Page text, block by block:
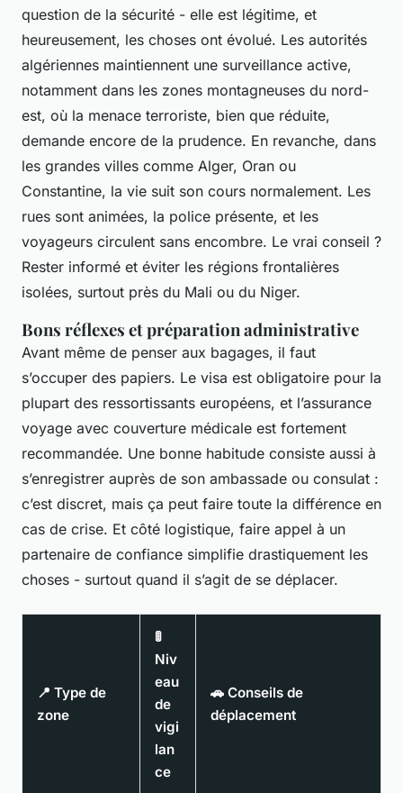
question de la sécurité - elle est légitime, et
heureusement, les choses ont évolué. Les autorités
algériennes maintiennent une surveillance active,
notamment dans les zones montagneuses du nord-
est, où la menace terroriste, bien que réduite,
demande encore de la prudence. En revanche, dans
les grandes villes comme Alger, Oran ou
Constantine, la vie suit son cours normalement. Les
rues sont animées, la police présente, et les
voyageurs circulent sans encombre. Le vrai conseil ?
Rester informé et éviter les régions frontalières
isolées, surtout près du Mali ou du Niger.
Bons réflexes et préparation administrative
Avant même de penser aux bagages, il faut
s’occuper des papiers. Le visa est obligatoire pour la
plupart des ressortissants européens, et l’assurance
voyage avec couverture médicale est fortement
recommandée. Une bonne habitude consiste aussi à
s’enregistrer auprès de son ambassade ou consulat :
c’est discret, mais ça peut faire toute la différence en
cas de crise. Et côté logistique, faire appel à un
partenaire de confiance simplifie drastiquement les
choses - surtout quand il s’agit de se déplacer.
📍 Type de
zone
🚦
Niv
eau
de
vigi
lan
ce
🚗 Conseils de
déplacement